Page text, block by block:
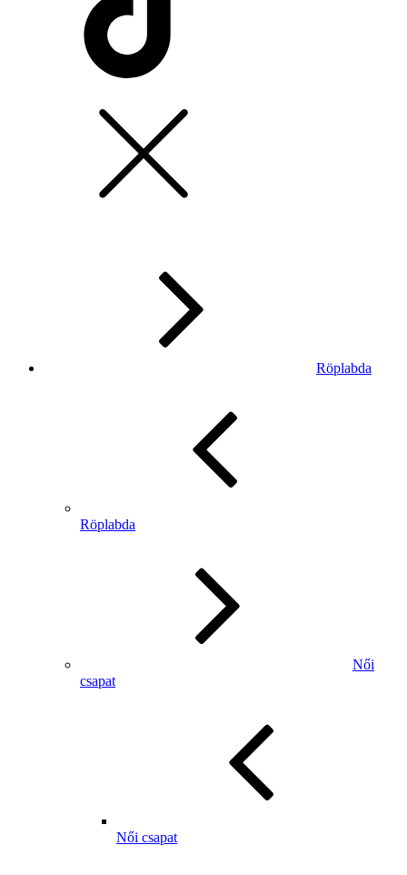
Röplabda
Röplabda
Női
csapat
Női csapat